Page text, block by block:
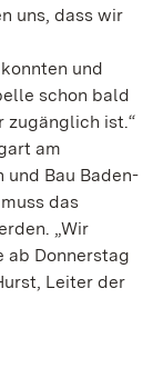
uns, dass wir
und
schon bald
zugänglich ist.“
am
und Bau Baden-
das
„Wir
ab Donnerstag
Leiter der